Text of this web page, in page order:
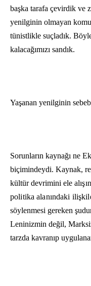
başka tara­fa çevirdik ve
yenilginin olmayan
tünistlikle suçladık.
kalacağımızı sandık.
Yaşanan yenilginin
Sorunların kaynağı ne
biçimindeydi. Kaynak,
kültür devrimini ele
politika alanındaki
söylenmesi gereken
Leninizmin değil,
tarzda kavranıp